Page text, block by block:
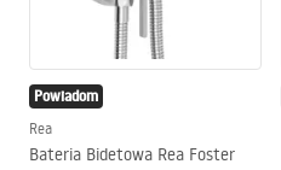
Powiadom
Rea
Bateria Bidetowa Rea Foster